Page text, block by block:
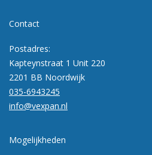
Contact
Postadres:
Kapteynstraat 1 Unit 220
2201 BB Noordwijk
035-6943245
info@vexpan.nl
Mogelijkheden